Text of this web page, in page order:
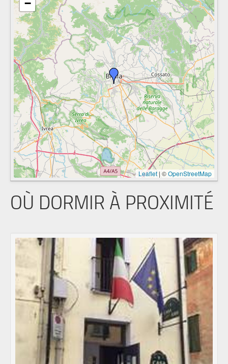
−
Leaflet | ©OpenStreetMap
OÙ DORMIR À PROXIMITÉ